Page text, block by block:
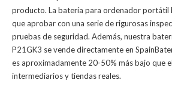
producto. La batería para ordenador portátil
que aprobar con una serie de rigurosas
pruebas de seguridad. Además, nuestra
P21GK3 se vende directamente en
es aproximadamente 20-50% más bajo que
intermediarios y tiendas reales.